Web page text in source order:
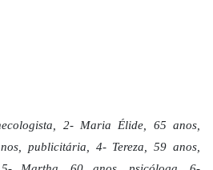
2- Maria Élide, 65 anos,
publicitária, 4- Tereza, 59 anos,